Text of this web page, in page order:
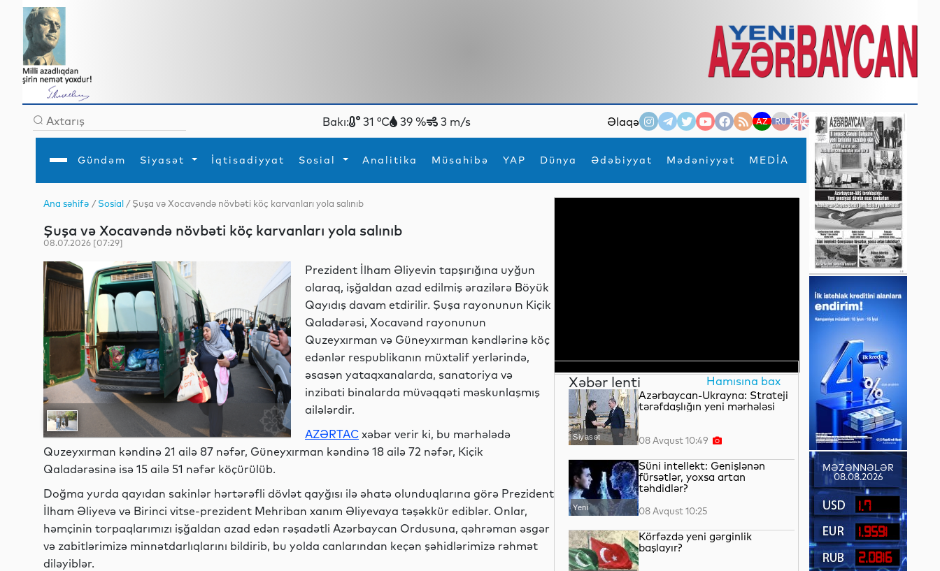
Bakı: 31 °C 39 % 3 m/s Əlaqə AZ RU EN
Gündəm Siyasət İqtisadiyyat Sosial Analitika Müsahibə YAP Dünya Ədəbiyyat Mədəniyyət MEDİA
×
Gündəm
İqtisadiyyat
Analitika
Mədəniyyət
Müsahibə
MEDİA
Xarici siyasətTurizm
Diaspor
İdman Yeni texnologiyalar
Ana səhifə /Sosial / Şuşa və Xocavəndə növbəti köç karvanları yola salınıb
Şuşa və Xocavəndə növbəti köç karvanları yola salınıb
08.07.2026 [07:29]
Prezident İlham Əliyevin tapşırığına uyğun
olaraq, işğaldan azad edilmiş ərazilərə Böyük
Qayıdış davam etdirilir. Şuşa rayonunun Kiçik
Qaladərəsi, Xocavənd rayonunun
Quzeyxırman və Güneyxırman kəndlərinə köç
edənlər respublikanın müxtəlif yerlərində,
əsasən yataqxanalarda, sanatoriya və
inzibati binalarda müvəqqəti məskunlaşmış
ailələrdir.
AZƏRTAC xəbər verir ki, bu mərhələdə
Quzeyxırman kəndinə 21 ailə 87 nəfər, Güneyxırman kəndinə 18 ailə 72 nəfər, Kiçik
Qaladərəsinə isə 15 ailə 51 nəfər köçürülüb.
Doğma yurda qayıdan sakinlər hərtərəfli dövlət qayğısı ilə əhatə olunduqlarına görə Prezident
İlham Əliyevə və Birinci vitse-prezident Mehriban xanım Əliyevaya təşəkkür ediblər. Onlar,
həmçinin torpaqlarımızı işğaldan azad edən rəşadətli Azərbaycan Ordusuna, qəhrəman əsgər
və zabitlərimizə minnətdarlıqlarını bildirib, bu yolda canlarından keçən şəhidlərimizə rəhmət
diləyiblər.
Xəbər lenti Hamısına bax
Siyasət
Azərbaycan-Ukrayna: Strateji
tərəfdaşlığın yeni mərhələsi
08 Avqust 10:49
Yeni
Süni intellekt: Genişlənən
fürsətlər, yoxsa artan
təhdidlər?
08 Avqust 10:25
Körfəzdə yeni gərginlik
başlayır?
MƏZƏNNƏLƏR
08.08.2026
1.7
1.9591
2.0816